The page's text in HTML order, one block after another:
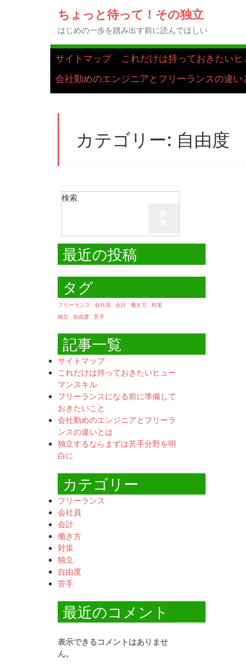
ちょっと待って！その独立
はじめの一歩を踏み出す前に読んでほしい
サイトマップ これだけは持っておきたい
会社勤めのエンジニアとフリーランスの違い
カテゴリー: 自由度
検索
最近の投稿
タグ
フリーランス 会社員 会計 働き方
対策
独立
自由度 苦手
記事一覧
サイトマップ
これだけは持っておきたいヒュー
マンスキル
フリーランスになる前に準備して
おきたいこと
会社勤めのエンジニアとフリーラ
ンスの違いとは
独立するならまずは苦手分野を明
白に
カテゴリー
フリーランス
会社員
会計
働き方
対策
独立
自由度
苦手
最近のコメント
表示できるコメントはありませ
ん。